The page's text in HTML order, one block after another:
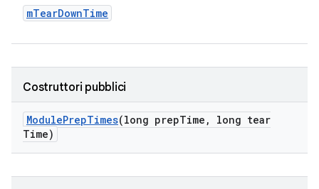
mTearDownTime
Costruttori pubblici
ModulePrepTimes(long prepTime ,
long tear
Time)